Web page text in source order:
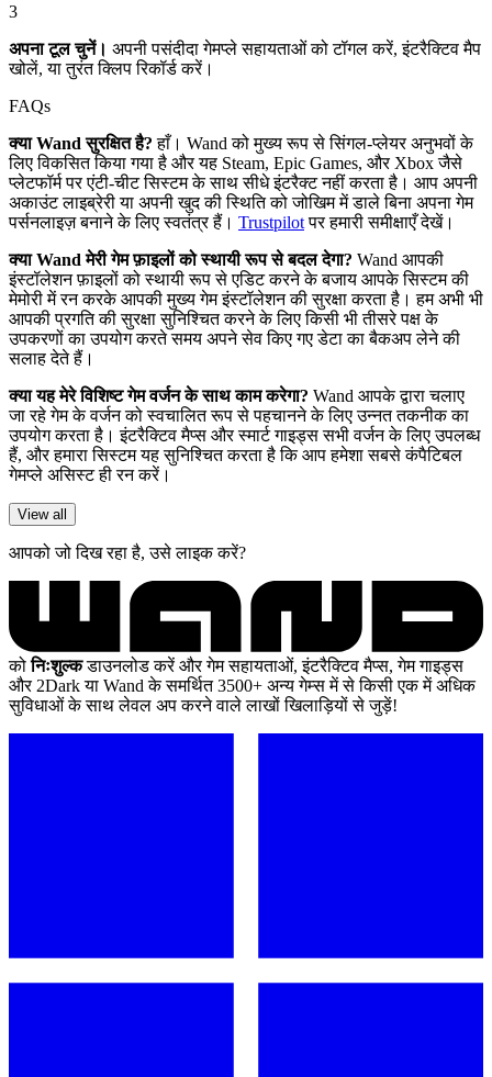
3
अपना टूल चुनें। अपनी पसंदीदा गेमप्ले सहायताओं को टॉगल करें, इंटरैक्टिव मैप
खोलें, या तुरंत क्लिप रिकॉर्ड करें।
FAQs
क्या Wand सुरक्षित है? हाँ। Wand को मुख्य रूप से सिंगल-प्लेयर अनुभवों के
लिए विकसित किया गया है और यह Steam, Epic Games, और Xbox जैसे
प्लेटफॉर्म पर एंटी-चीट सिस्टम के साथ सीधे इंटरैक्ट नहीं करता है। आप अपनी
अकाउंट लाइब्रेरी या अपनी खुद की स्थिति को जोखिम में डाले बिना अपना गेम
पर्सनलाइज़ बनाने के लिए स्वतंत्र हैं। Trustpilotपर हमारी समीक्षाएँ देखें।
क्या Wand मेरी गेम फ़ाइलों को स्थायी रूप से बदल देगा? Wand आपकी
इंस्टॉलेशन फ़ाइलों को स्थायी रूप से एडिट करने के बजाय आपके सिस्टम की
मेमोरी में रन करके आपकी मुख्य गेम इंस्टॉलेशन की सुरक्षा करता है। हम अभी भी
आपकी प्रगति की सुरक्षा सुनिश्चित करने के लिए किसी भी तीसरे पक्ष के
उपकरणों का उपयोग करते समय अपने सेव किए गए डेटा का बैकअप लेने की
सलाह देते हैं।
क्या यह मेरे विशिष्ट गेम वर्जन के साथ काम करेगा? Wand आपके द्वारा चलाए
जा रहे गेम के वर्जन को स्वचालित रूप से पहचानने के लिए उन्नत तकनीक का
उपयोग करता है। इंटरैक्टिव मैप्स और स्मार्ट गाइड्स सभी वर्जन के लिए उपलब्ध
हैं, और हमारा सिस्टम यह सुनिश्चित करता है कि आप हमेशा सबसे कंपैटिबल
गेमप्ले असिस्ट ही रन करें।
View all
आपको जो दिख रहा है, उसे लाइक करें?
कोनिःशुल्कडाउनलोड करें और गेम सहायताओं, इंटरैक्टिव मैप्स, गेम गाइड्स
और 2Dark या Wand के समर्थित 3500+ अन्य गेम्स में से किसी एक में अधिक
सुविधाओं के साथ लेवल अप करने वाले लाखों खिलाड़ियों से जुड़ें!